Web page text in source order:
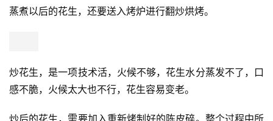
蒸煮以后的花生，还要送入烤炉进行翻炒烘烤。
炒花生，是一项技术活，火候不够，花生水分蒸发不了，口
感不脆，火候太大也不行，花生容易变老。